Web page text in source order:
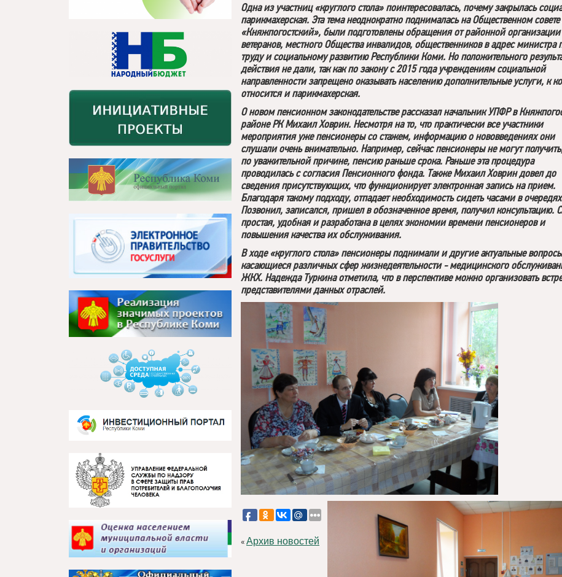
Одна из участниц «круглого стола» поинтересовалась, почему закрылась
парикмахерская. Эта тема неоднократно поднималась на Общественном
«Княжпогостский», были подготовлены обращения от районной организации
ветеранов, местного Общества инвалидов, общественников в адрес министра
труду и социальному развитию Республики Коми. Но положительного
действия не дали, так как по закону с 2015 года учреждениям социальной
направленности запрещено оказывать населению дополнительные услуги, к
относится и парикмахерская.
О новом пенсионном законодательстве рассказал начальник УПФР в
районе РК Михаил Ховрин. Несмотря на то, что практически все участники
мероприятия уже пенсионеры со стажем, информацию о нововведениях они
слушали очень внимательно. Например, сейчас пенсионеры не могут
по уважительной причине, пенсию раньше срока. Раньше эта процедура
проводилась с согласия Пенсионного фонда. Также Михаил Ховрин довел до
сведения присутствующих, что функционирует электронная запись на прием.
Благодаря такому подходу, отпадает необходимость сидеть часами в
Позвонил, записался, пришел в обозначенное время, получил консультацию.
простая, удобная и разработана в целях экономии времени пенсионеров и
повышения качества их обслуживания.
В ходе «круглого стола» пенсионеры поднимали и другие актуальные
касающиеся различных сфер жизнедеятельности - медицинского
ЖКХ. Надежда Туркина отметила, что в перспективе можно организовать
представителями данных отраслей.
«Архив новостей